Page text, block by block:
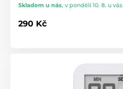
Skladem u nás, v pondělí 10. 8. u vás
290 Kč